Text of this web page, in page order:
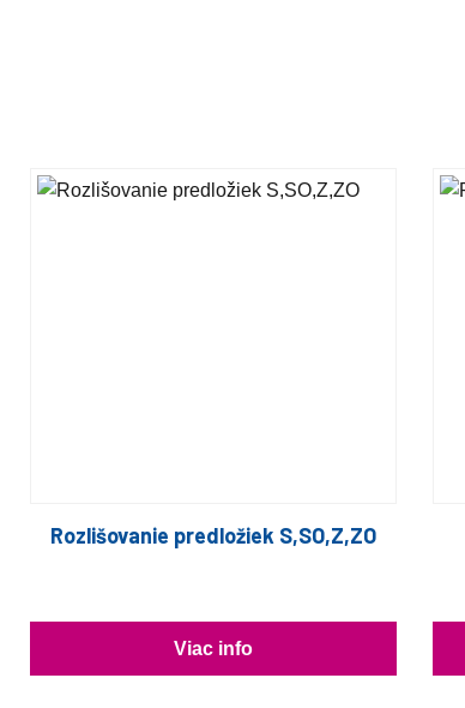
Rozlišovanie predložiek S,SO,Z,ZO
Viac info